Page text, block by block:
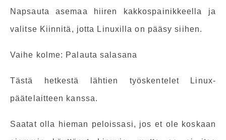
Napsauta asemaa hiiren kakkospainikkeella ja
valitse Kiinnitä, jotta Linuxilla on pääsy siihen.
Vaihe kolme: Palauta salasana
Tästä hetkestä lähtien työskentelet Linux-
päätelaitteen kanssa.
Saatat olla hieman peloissasi, jos et ole koskaan